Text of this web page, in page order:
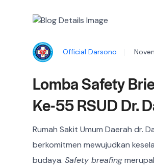
Official Darsono
Lomba Safety
Ke-55 RSUD Dr.
Rumah Sakit Umum Daerah dr.
berkomitmen mewujudkan
budaya. Safety breafing